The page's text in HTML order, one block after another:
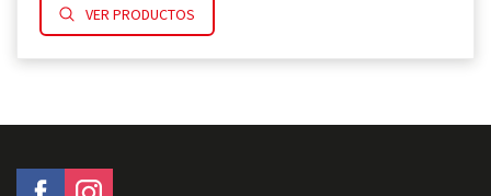
VER PRODUCTOS